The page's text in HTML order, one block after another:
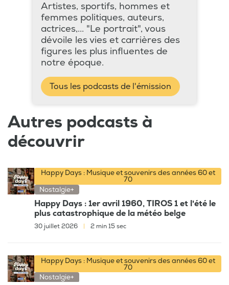
Artistes, sportifs, hommes et
femmes politiques, auteurs,
actrices,... "Le portrait", vous
dévoile les vies et carrières des
figures les plus influentes de
notre époque.
Tous les podcasts de l'émission
Autres podcasts à
découvrir
Happy Days : Musique et souvenirs des années 60 et
70
Nostalgie+
Happy Days : 1er avril 1960, TIROS 1 et l'été le
plus catastrophique de la météo belge
30 juillet 2026 2 min 15 sec
Happy Days : Musique et souvenirs des années 60 et
70
Nostalgie+